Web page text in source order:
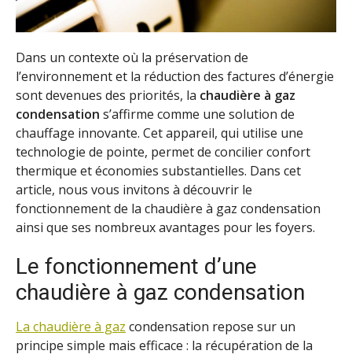
Dans un contexte où la préservation de
l’environnement et la réduction des factures d’énergie
sont devenues des priorités, la chaudière à gaz
condensation s’affirme comme une solution de
chauffage innovante. Cet appareil, qui utilise une
technologie de pointe, permet de concilier confort
thermique et économies substantielles. Dans cet
article, nous vous invitons à découvrir le
fonctionnement de la chaudière à gaz condensation
ainsi que ses nombreux avantages pour les foyers.
Le fonctionnement d’une
chaudière à gaz condensation
La chaudière à gaz condensation repose sur un
principe simple mais efficace : la récupération de la